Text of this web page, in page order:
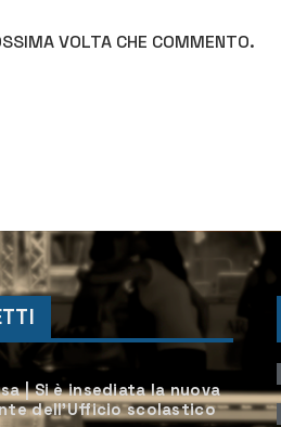
VOLTA CHE COMMENTO.
| Si è insediata la nuova
dell’Ufficio scolastico